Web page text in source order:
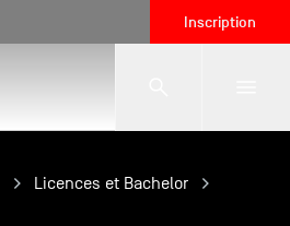
Inscription
Licences et Bachelor